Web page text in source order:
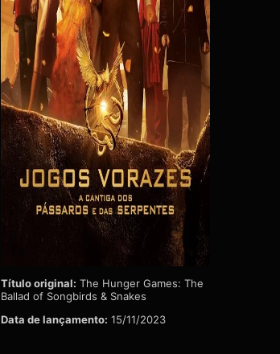
Título original: The Hunger Games: The
Ballad of Songbirds & Snakes
Data de lançamento: 15/11/2023